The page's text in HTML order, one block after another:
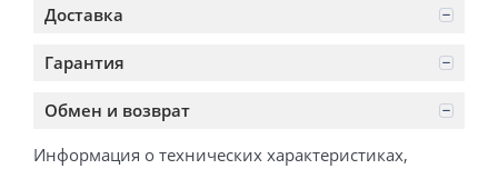
Доставка
Гарантия
Обмен и возврат
Информация о технических характеристиках,